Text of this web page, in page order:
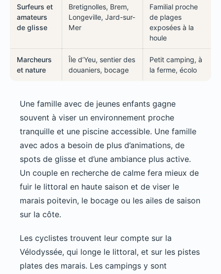
Surfeurs et
amateurs
de glisse
Bretignolles, Brem,
Longeville, Jard-sur-
Mer
Familial proche
de plages
exposées à la
houle
Marcheurs
et nature
Île d’Yeu, sentier des
douaniers, bocage
Petit camping, à
la ferme, écolo
Une famille avec de jeunes enfants gagne
souvent à viser un environnement proche
tranquille et une piscine accessible. Une famille
avec ados a besoin de plus d’animations, de
spots de glisse et d’une ambiance plus active.
Un couple en recherche de calme fera mieux de
fuir le littoral en haute saison et de viser le
marais poitevin, le bocage ou les ailes de saison
sur la côte.
Les cyclistes trouvent leur compte sur la
Vélodyssée, qui longe le littoral, et sur les pistes
plates des marais. Les campings y sont